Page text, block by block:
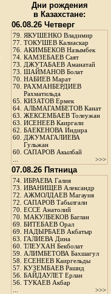
Дни рождения
в Казахстане:
06.08.26 Четверг
79. ЯКУШЕНКО Владимир
77. ТОКУШЕВ Калиаскар
76. АКИМБЕКОВ Назымбек
74. КАМЗЕБАЕВ Саят
73. ДЖУТАБАЕВ Аманатай
73. ШАЙМАНОВ Болат
70. НАБИЕВ Марат
70. РАХМАНБЕРДИЕВ
Рахматильда
65. КИЗАТОВ Ермек
64. АЛЬМАГАМБЕТОВ Канат
63. ЖЕКСЕМБАЕВ Толеужан
63. ИСЕНЕЕВ Каиргали
62. БАЕКЕНОВА Индира
60. ДЖУМАГАЛИЕВА
Гульжан
60. САПАРОВ Акылбай
>>>
07.08.26 Пятница
74. ИБРАЕВА Галия
73. ИВАНИЩЕВ Александр
72. АЖМОЛДАЕВ Магауия
72. САПАРОВ Табылгали
70. ЕССЕ Анатолий
70. МАКУЛБЕКОВ Баглан
69. БИТЕБАЕВ Орал
69. НАДЫРБАЕВ Акбатыр
63. ГАЛИЕВА Дина
60. ТЛЕУХАН Бекболат
59. АЛИМБЕТОВА Бахшагул
58. ЕСЕНЕЕВ Каиргельды
57. КУЗЕМБАЕВ Рашид
56. БАЙДАУЛЕТ Ерлан
56. ТУКАЕВ Акбар
>>>